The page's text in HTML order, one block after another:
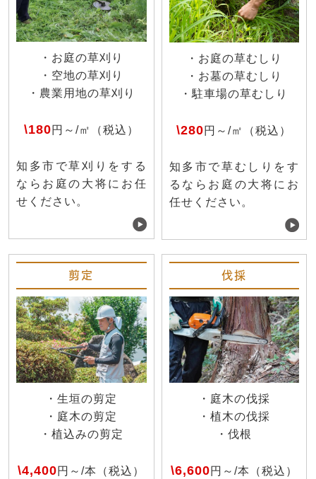
・お庭の草刈り
・空地の草刈り
・農業用地の草刈り
\180円～/㎡（税込）
知多市で草刈りをする
ならお庭の大将にお任
せください。
・お庭の草むしり
・お墓の草むしり
・駐車場の草むしり
\280円～/㎡（税込）
知多市で草むしりをす
るならお庭の大将にお
任せください。
剪定
・生垣の剪定
・庭木の剪定
・植込みの剪定
\4,400円～/本（税込）
伐採
・庭木の伐採
・植木の伐採
・伐根
\6,600円～/本（税込）